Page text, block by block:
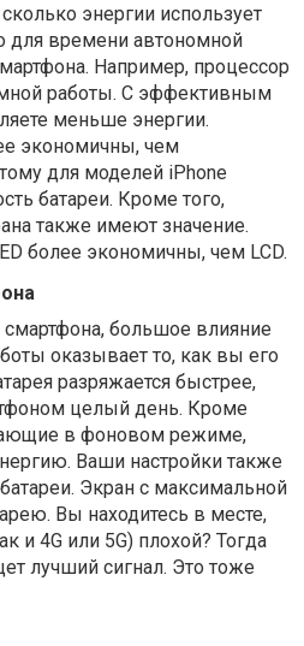
энергии использует
для времени автономной
Например, процессор
работы. С эффективным
меньше энергии.
экономичны, чем
для моделей iPhone
батареи. Кроме того,
также имеют значение.
более экономичны, чем LCD.
большое влияние
оказывает то, как вы его
разряжается быстрее,
целый день. Кроме
в фоновом режиме,
Ваши настройки также
Экран с максимальной
Вы находитесь в месте,
и 4G или 5G) плохой? Тогда
лучший сигнал. Это тоже